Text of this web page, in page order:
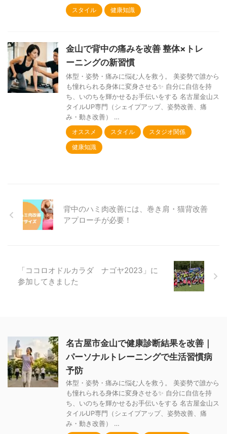
スタイル 健康知識
金山で背中の痛みを改善 整体×トレ
ーニングの新習慣
体型・姿勢・痛みに悩む人を救う。 美姿勢で誰から
も憧れられる身体に変身させる✨ 自分に自信を持
ち、いのちを輝かせるお手伝いをする 名古屋金山ス
タイルUP専門（シェイプアップ、姿勢改善、痛
み・動き改善） …
オススメ スタイル
スタジオ関係
健康知識
背中のハミ肉改善には、巻き肩・猫背改善
アプローチが必要！
「ココロオドルカラダ ナゴヤ2023」に
参加してきました
名古屋市金山で健康診断結果を改善｜
パーソナルトレーニングで生活習慣病
予防
体型・姿勢・痛みに悩む人を救う。 美姿勢で誰から
も憧れられる身体に変身させる✨ 自分に自信を持
ち、いのちを輝かせるお手伝いをする 名古屋金山ス
タイルUP専門（シェイプアップ、姿勢改善、痛
み・動き改善） …